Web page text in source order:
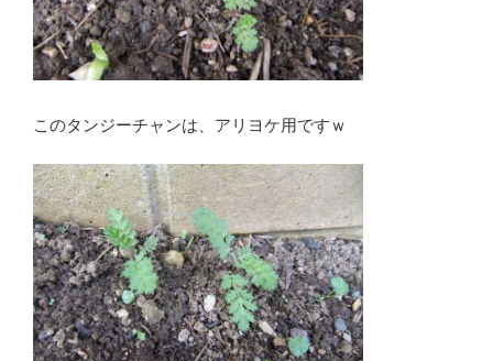
このタンジーチャンは、アリヨケ用ですｗ